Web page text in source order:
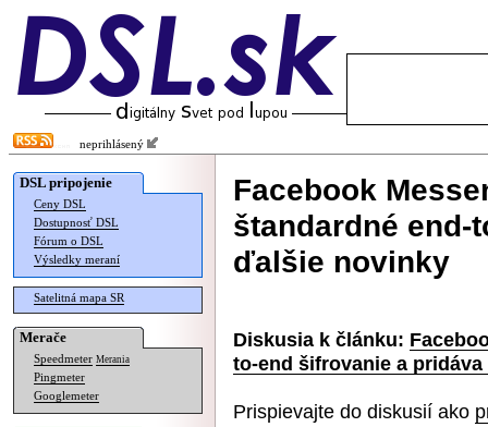
neprihlásený
DSL pripojenie
Ceny DSL
Dostupnosť DSL
Fórum o DSL
Výsledky meraní
Satelitná mapa SR
Merače
Speedmeter Merania
Pingmeter
Googlemeter
Facebook
štandardné end-
ďalšie novinky
Diskusia k článku:
to-end šifrovanie a
Prispievajte do diskusií ako